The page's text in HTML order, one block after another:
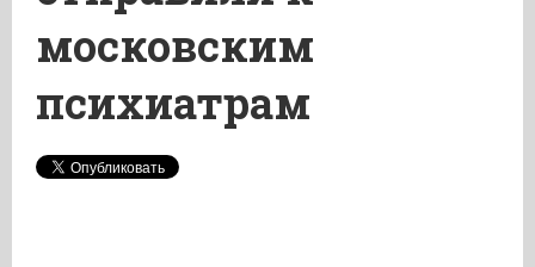
московским
психиатрам